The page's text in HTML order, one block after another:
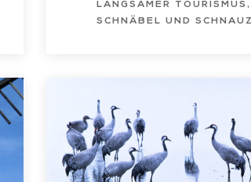
LANGSAMER TOURISMUS
SCHNÄBEL UND
Reservat
beobachten